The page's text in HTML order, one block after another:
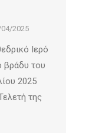
2025
Ιερό
βράδυ του
2025
της